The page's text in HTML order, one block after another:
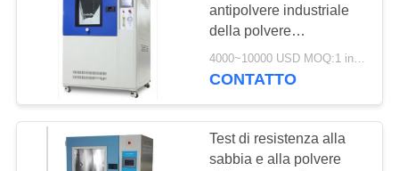
CONTATTICI
RICHIEDA
UNA
CITAZIONE
Camera di prova
dello shock termico
antipolvere industriale
della polvere
dell'attrezzatura di prova
di resistenza della
sabbia della polvere del
laboratorio di Liyi Ip6x
4000~10000 USD MOQ:1 insieme
CONTATTO
Test di resistenza alla
sabbia e alla polvere